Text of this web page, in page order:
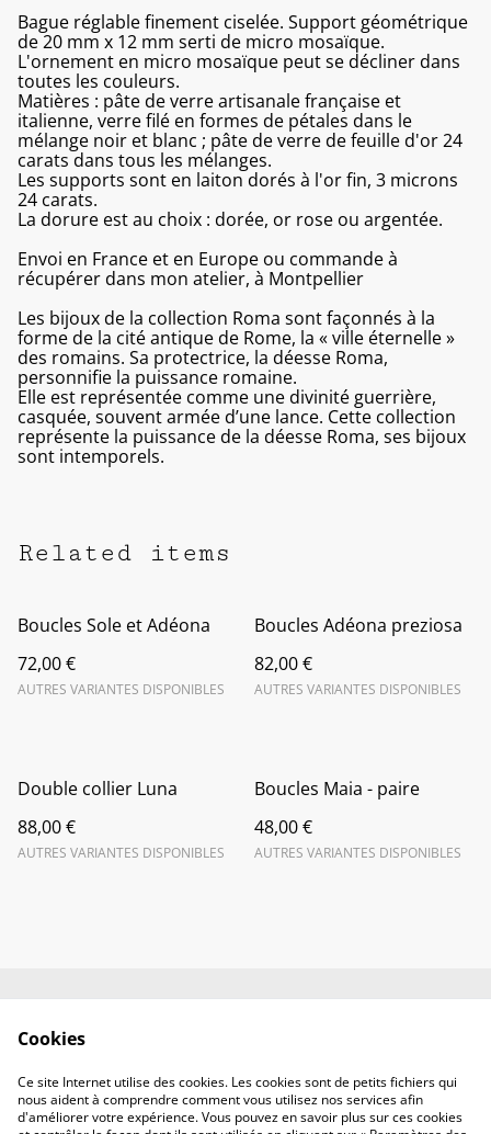
Bague réglable finement ciselée. Support géométrique
de 20 mm x 12 mm serti de micro mosaïque.
L'ornement en micro mosaïque peut se décliner dans
toutes les couleurs.
Matières : pâte de verre artisanale française et
italienne, verre filé en formes de pétales dans le
mélange noir et blanc ; pâte de verre de feuille d'or 24
carats dans tous les mélanges.
Les supports sont en laiton dorés à l'or fin, 3 microns
24 carats.
La dorure est au choix : dorée, or rose ou argentée.
Envoi en France et en Europe ou commande à
récupérer dans mon atelier, à Montpellier
Les bijoux de la collection Roma sont façonnés à la
forme de la cité antique de Rome, la « ville éternelle »
des romains. Sa protectrice, la déesse Roma,
personnifie la puissance romaine.
Elle est représentée comme une divinité guerrière,
casquée, souvent armée d’une lance. Cette collection
représente la puissance de la déesse Roma, ses bijoux
sont intemporels.
Related items
Boucles Sole et Adéona
72,00 €
AUTRES VARIANTES DISPONIBLES
Boucles Adéona preziosa
82,00 €
AUTRES VARIANTES DISPONIBLES
Double collier Luna
88,00 €
AUTRES VARIANTES DISPONIBLES
Boucles Maia - paire
48,00 €
AUTRES VARIANTES DISPONIBLES
Politique de cookies
Contact
Cookies
Ce site Internet utilise des cookies. Les cookies sont de petits fichiers qui
nous aident à comprendre comment vous utilisez nos services afin
d'améliorer votre expérience. Vous pouvez en savoir plus sur ces cookies